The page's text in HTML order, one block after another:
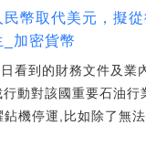
幣取代美元，擬
_加密貨幣
看到的財務文件及業
動對該國重要石油行
機停運,比如除了無